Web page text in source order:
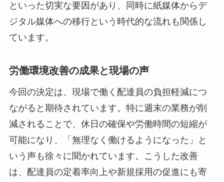
といった切実な要因があり、同時に紙媒体からデ
ジタル媒体への移行という時代的な流れも関係し
ています。
労働環境改善の成果と現場の声
今回の決定は、現場で働く配達員の負担軽減につ
ながると期待されています。特に週末の業務が削
減されることで、休日の確保や労働時間の短縮が
可能になり、「無理なく働けるようになった」と
いう声も徐々に聞かれています。こうした改善
は、配達員の定着率向上や新規採用の促進にも寄